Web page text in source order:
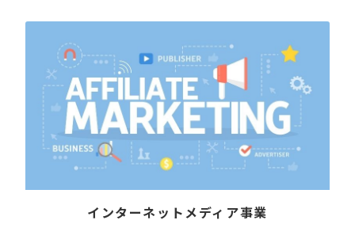
インターネットメディア事業